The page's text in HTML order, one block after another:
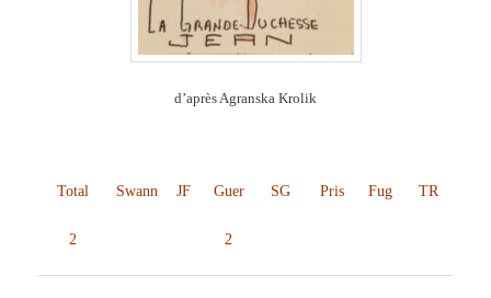
d’après Agranska Krolik
Total Swann JF Guer SG Pris Fug TR
2 2